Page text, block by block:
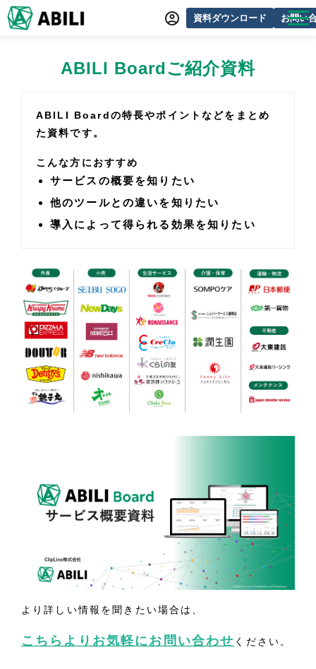
資料ダウンロード お問い
サービス一覧
動画制作事例
できるをふやす研究所
ABILI Boardご紹介資料
ABILI Boardの特長やポイントなどをまとめ
た資料です。
こんな方におすすめ
サービスの概要を知りたい
他のツールとの違いを知りたい
導入によって得られる効果を知りたい
より詳しい情報を聞きたい場合は、
こちらよりお気軽にお問い合わせ ください。